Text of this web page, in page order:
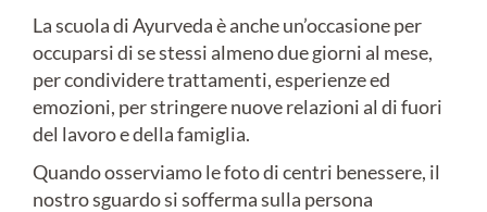
La scuola di Ayurveda è anche un’occasione per
occuparsi di se stessi almeno due giorni al mese,
per condividere trattamenti, esperienze ed
emozioni, per stringere nuove relazioni al di fuori
del lavoro e della famiglia.
Quando osserviamo le foto di centri benessere, il
nostro sguardo si sofferma sulla persona